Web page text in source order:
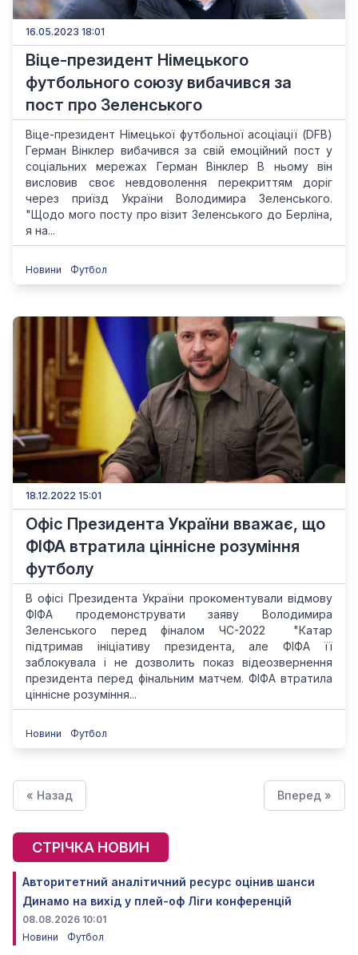
16.05.2023 18:01
Віце-президент Німецького
футбольного союзу вибачився за
пост про Зеленського
Віце-президент Німецької футбольної асоціації (DFB)
Герман Вінклер вибачився за свій емоційний пост у
соціальних мережах Герман Вінклер В ньому він
висловив своє невдоволення перекриттям доріг
через приїзд України Володимира Зеленського.
"Щодо мого посту про візит Зеленського до Берліна,
я на...
Новини Футбол
18.12.2022 15:01
Офіс Президента України вважає, що
ФІФА втратила ціннісне розуміння
футболу
В офісі Президента України прокоментували відмову
ФІФА продемонструвати заяву Володимира
Зеленського перед фіналом ЧС-2022 "Катар
підтримав ініціативу президента, але ФІФА її
заблокувала і не дозволить показ відеозвернення
президента перед фінальним матчем. ФІФА втратила
ціннісне розуміння...
Новини Футбол
« Назад Вперед »
СТРІЧКА НОВИН
Авторитетний аналітичний ресурс оцінив шанси
Динамо на вихід у плей-оф Ліги конференцій
08.08.2026 10:01
Новини
Футбол